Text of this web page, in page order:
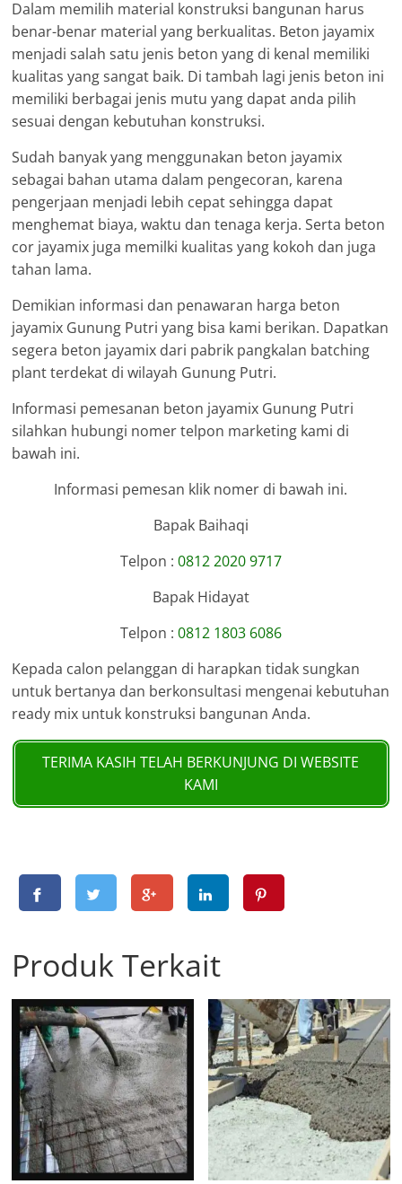
Dalam memilih material konstruksi bangunan harus
benar-benar material yang berkualitas. Beton jayamix
menjadi salah satu jenis beton yang di kenal memiliki
kualitas yang sangat baik. Di tambah lagi jenis beton ini
memiliki berbagai jenis mutu yang dapat anda pilih
sesuai dengan kebutuhan konstruksi.
Sudah banyak yang menggunakan beton jayamix
sebagai bahan utama dalam pengecoran, karena
pengerjaan menjadi lebih cepat sehingga dapat
menghemat biaya, waktu dan tenaga kerja. Serta beton
cor jayamix juga memilki kualitas yang kokoh dan juga
tahan lama.
Demikian informasi dan penawaran harga beton
jayamix Gunung Putri yang bisa kami berikan. Dapatkan
segera beton jayamix dari pabrik pangkalan batching
plant terdekat di wilayah Gunung Putri.
Informasi pemesanan beton jayamix Gunung Putri
silahkan hubungi nomer telpon marketing kami di
bawah ini.
Informasi pemesan klik nomer di bawah ini.
Bapak Baihaqi
Telpon : 0812 2020 9717
Bapak Hidayat
Telpon : 0812 1803 6086
Kepada calon pelanggan di harapkan tidak sungkan
untuk bertanya dan berkonsultasi mengenai kebutuhan
ready mix untuk konstruksi bangunan Anda.
TERIMA KASIH TELAH BERKUNJUNG DI WEBSITE
KAMI
Produk Terkait